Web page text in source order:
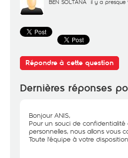
BEN SOLTANA il y a presque
Répondre à cette question
Dernières réponses
Bonjour ANIS,
Pour un souci de
personnelles, nous allons vous
Toute l'équipe à votre